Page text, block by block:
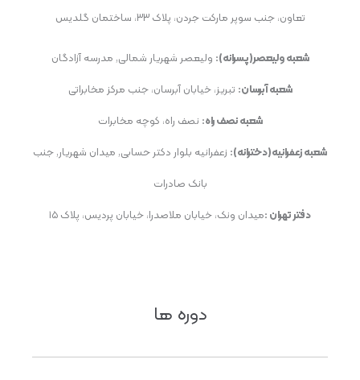
تعاون، جنب سوپر مارکت جردن، پلاک ۳۳، ساختمان گلدیس
شعبه ولیعصر(پسرانه): ولیعصر شهریار شمالی, مدرسه آزادگان
شعبه آبرسان: تبریز، خیابان آبرسان، جنب مرکز مخابراتی
شعبه نصف راه: نصف راه، کوچه مخابرات
شعبه زعفرانیه(دخترانه): زعفرانیه بلوار دکتر حسابی, میدان شهریار, جنب
بانک صادرات
دفتر تهران :میدان ونک، خیابان ملاصدرا، خیابان پردیس، پلاک ۱۵
دوره ها